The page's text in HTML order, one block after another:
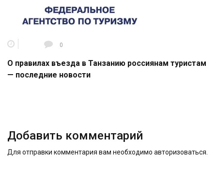
0
О правилах въезда в Танзанию россиянам туристам
— последние новости
Добавить комментарий
Для отправки комментария вам необходимо авторизоваться